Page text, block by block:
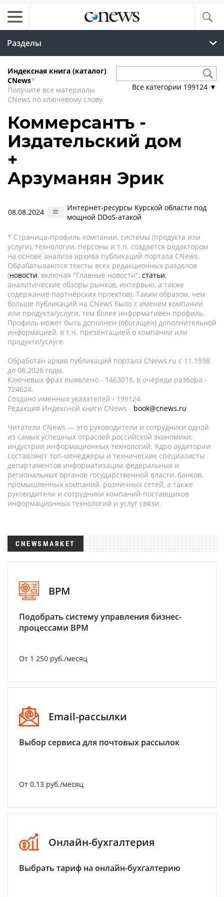
Разделы
Индексная книга (каталог)
CNews*
Получите все материалы
CNews по ключевому слову
Все категории 199124 ▼
Коммерсантъ -
Издательский дом
+
Арзуманян Эрик
08.08.2024
Интернет-ресурсы Курской области под
мощной DDoS-атакой
* Страница-профиль компании, системы (продукта или
услуги), технологии, персоны и т.п. создается редактором
на основе анализа архива публикаций портала CNews.
Обрабатываются тексты всех редакционных разделов
(новости, включая "Главные новости", статьи,
аналитические обзоры рынков, интервью, а также
содержание партнёрских проектов). Таким образом, чем
больше публикаций на CNews было с именем компании
или продукта/услуги, тем более информативен профиль.
Профиль может быть дополнен (обогащен) дополнительной
информацией, в т.ч. презентацией о компании или
продукте/услуге.
Обработан архив публикаций портала CNews.ru c 11.1998
до 08.2026 годы.
Ключевых фраз выявлено - 1463018, в очереди разбора -
724624.
Создано именных указателей - 199124.
Редакция Индексной книги CNews - book@cnews.ru
Читатели CNews — это руководители и сотрудники одной
из самых успешных отраслей российской экономики:
индустрии информационных технологий. Ядро аудитории
составляют топ-менеджеры и технические специалисты
департаментов информатизации федеральных и
региональных органов государственной власти, банков,
промышленных компаний, розничных сетей, а также
руководители и сотрудники компаний-поставщиков
информационных технологий и услуг связи.
CNEWSMARKET
BPM
Подобрать систему управления бизнес-
процессами BPM
От 1 250 руб./месяц
Email-рассылки
Выбор сервиса для почтовых рассылок
От 0.13 руб./месяц
Онлайн-бухгалтерия
Выбрать тариф на онлайн-бухгалтерию